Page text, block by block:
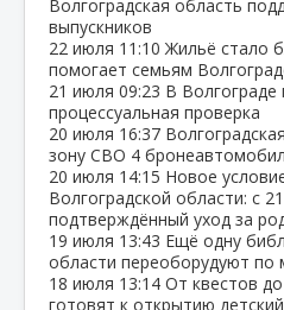
Волгоградская область
выпускников
22 июля 11:10 Жильё стало
помогает семьям
21 июля 09:23 В Волгограде
процессуальная проверка
20 июля 16:37
зону СВО 4
20 июля 14:15 Новое
Волгоградской области: с
подтверждённый уход за
19 июля 13:43 Ещё одну
области переоборудуют по
18 июля 13:14 От квестов
готовят к открытию